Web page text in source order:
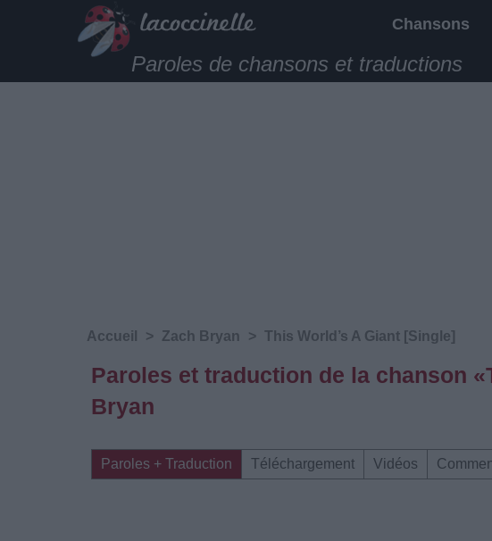
Chansons
Paroles de chansons et traductions
Accueil > Zach Bryan > This World’s A Giant [Single]
Paroles et traduction de la chanson
Bryan
Paroles + Traduction Téléchargement Vidéos